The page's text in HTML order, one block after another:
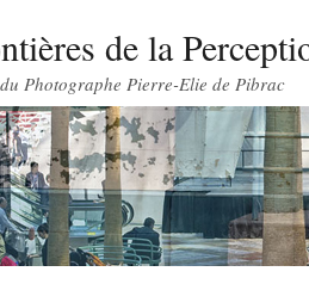
de la
Photographe Pierre-Elie de Pibrac